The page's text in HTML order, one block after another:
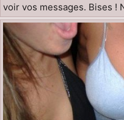
voir vos messages. Bises !